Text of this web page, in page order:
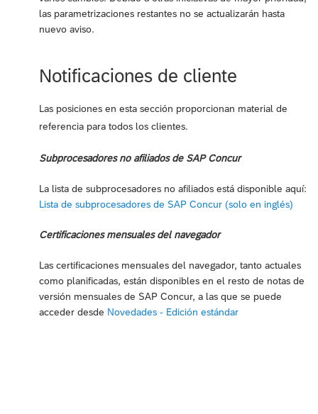
las parametrizaciones restantes no se actualizarán hasta
nuevo aviso.
Notificaciones de cliente
Las posiciones en esta sección proporcionan material de
referencia para todos los clientes.
Subprocesadores no afiliados de SAP Concur
La lista de subprocesadores no afiliados está disponible aquí:
Lista de subprocesadores de SAP Concur (solo en inglés)
Certificaciones mensuales del navegador
Las certificaciones mensuales del navegador, tanto actuales
como planificadas, están disponibles en el resto de notas de
versión mensuales de SAP Concur, a las que se puede
acceder desde Novedades - Edición estándar